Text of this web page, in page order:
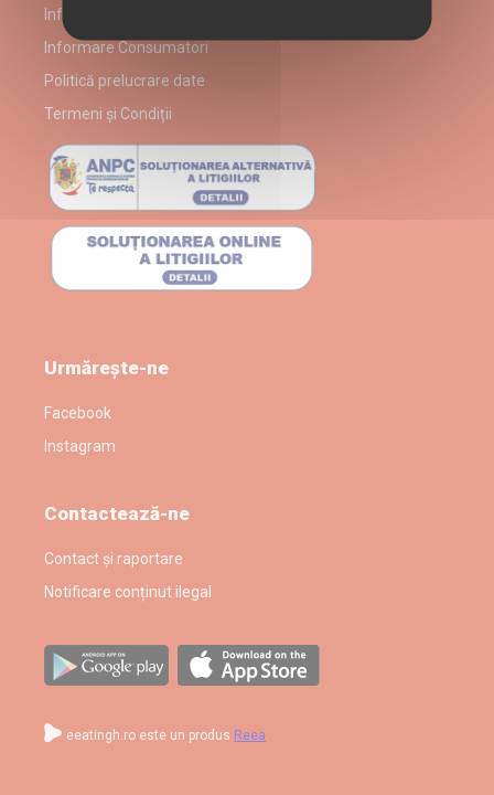
Informații despre partenerul Toledo Fast Food
Informare Consumatori
Politică prelucrare date
Termeni și Condiții
Urmărește-ne
Facebook
Instagram
Contactează-ne
Contact și raportare
Notificare conținut ilegal
eeatingh.ro este un produs Reea